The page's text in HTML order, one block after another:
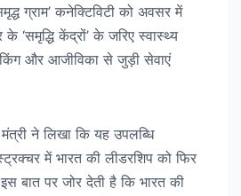
ग्राम’ कनेक्टिविटी को अवसर में
‘समृद्धि केंद्रों’ के जरिए स्वास्थ्य
और आजीविका से जुड़ी सेवाएं
ने लिखा कि यह उपलब्धि
में भारत की लीडरशिप को फिर
बात पर जोर देती है कि भारत की